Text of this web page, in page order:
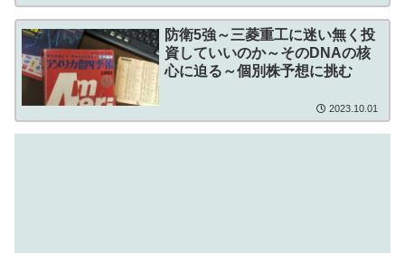
防衛5強～三菱重工に迷い無く投
資していいのか～そのDNAの核
心に迫る～個別株予想に挑む
2023.10.01